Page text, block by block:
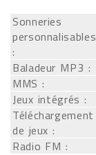
Sonneries
personnalisables
:
Baladeur MP3 :
MMS :
Jeux intégrés :
Téléchargement
de jeux :
Radio FM :